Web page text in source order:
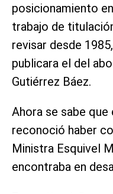
posicionamiento
trabajo de
revisar desde
publicara el del
Gutiérrez Báez.
Ahora se sabe
reconoció haber
Ministra Esquivel
encontraba en